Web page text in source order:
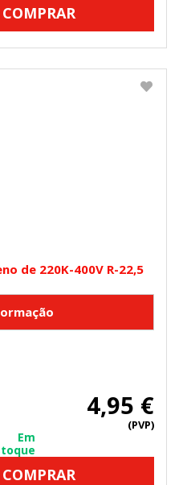
COMPRAR
de 220K-400V R-22,5
4,95 €
(PVP)
Em
COMPRAR